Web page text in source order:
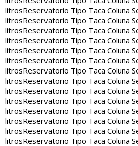
litrosReservatorio Tipo Taca Coluna
litrosReservatorio Tipo Taca Coluna
litrosReservatorio Tipo Taca Coluna
litrosReservatorio Tipo Taca Coluna
litrosReservatorio Tipo Taca Coluna
litrosReservatorio Tipo Taca Coluna
litrosReservatorio Tipo Taca Coluna
litrosReservatorio Tipo Taca Coluna
litrosReservatorio Tipo Taca Coluna
litrosReservatorio Tipo Taca Coluna
litrosReservatorio Tipo Taca Coluna
litrosReservatorio Tipo Taca Coluna
litrosReservatorio Tipo Taca Coluna
litrosReservatorio Tipo Taca Coluna